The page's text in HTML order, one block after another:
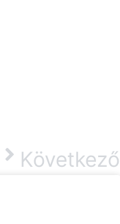
Következő